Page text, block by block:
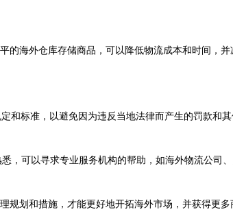
的海外仓库存储商品，可以降低物流成本和时间，
标准，以避免因为违反当地法律而产生的罚款和其
可以寻求专业服务机构的帮助，如海外物流公司、
划和措施，才能更好地开拓海外市场，并获得更多